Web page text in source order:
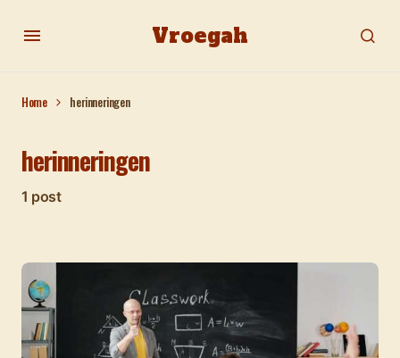
Vroegah
Home herinneringen
herinneringen
1 post